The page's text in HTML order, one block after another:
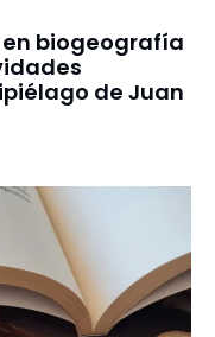
biogeografía
de Juan